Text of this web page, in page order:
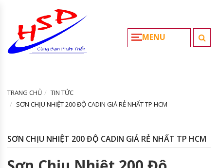
MENU
TRANG CHỦ
TIN TỨC
SƠN CHỊU NHIỆT 200 ĐỘ CADIN GIÁ RẺ NHẤT TP HCM
SƠN CHỊU NHIỆT 200 ĐỘ CADIN GIÁ RẺ NHẤT TP HCM